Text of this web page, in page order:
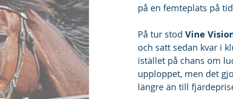
på en femteplats på
På tur stod Vine
och satt sedan kvar i
istället på chans om
upploppet, men det
längre än till